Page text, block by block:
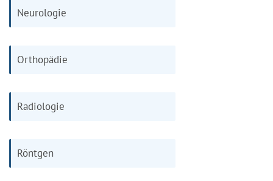
Neurologie
Orthopädie
Radiologie
Röntgen